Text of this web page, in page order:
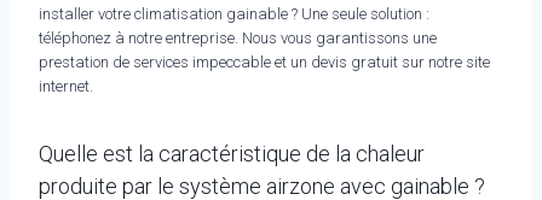
installer votre climatisation gainable ? Une seule solution :
téléphonez à notre entreprise. Nous vous garantissons une
prestation de services impeccable et un devis gratuit sur notre site
internet.
Quelle est la caractéristique de la chaleur
produite par le système airzone avec gainable ?